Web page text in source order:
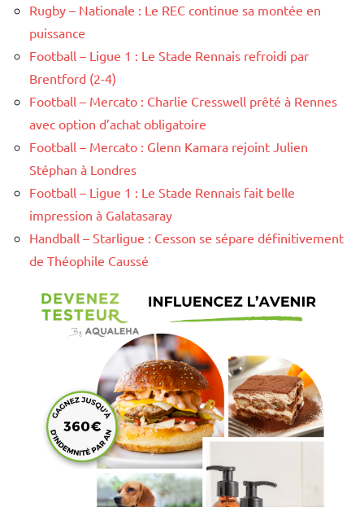
Rugby – Nationale : Le REC continue sa montée en
puissance
Football – Ligue 1 : Le Stade Rennais refroidi par
Brentford (2-4)
Football – Mercato : Charlie Cresswell prêté à Rennes
avec option d’achat obligatoire
Football – Mercato : Glenn Kamara rejoint Julien
Stéphan à Londres
Football – Ligue 1 : Le Stade Rennais fait belle
impression à Galatasaray
Handball – Starligue : Cesson se sépare définitivement
de Théophile Caussé